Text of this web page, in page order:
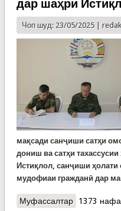
дар шаҳри
Чоп шуд: 23/05/2025 |
мақсади санҷиши сатҳи
дониш ва сатҳи
Истиқлол, санҷиши
мудофиаи гражданӣ дар
Муфассалтаро Машқи
1373